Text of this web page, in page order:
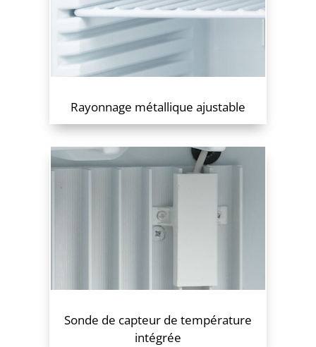
Rayonnage métallique ajustable
Sonde de capteur de température
intégrée